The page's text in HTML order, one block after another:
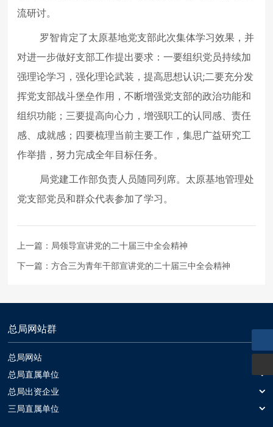
流研讨。
罗智肯定了太原基地党支部此次集体学习效果，并
对进一步做好支部工作提出要求：一要组织党员持续加
强理论学习，强化理论武装，提高思想认识;二要充分发
挥党支部战斗堡垒作用，不断增强党支部的政治功能和
组织功能；三要提高向心力，增强职工的认同感、责任
感、成就感；四要梳理当前主要工作，集思广益研究工
作举措，努力完成全年目标任务。
局党建工作部负责人员随同列席。太原基地管理处
党支部党员和群众代表参加了学习。
上一篇： 局领导宣讲党的二十届三中全会精神
下一篇：方合三为青年干部宣讲党的二十届三中全会精神
总局网站群
总局网站
总局网站
总局直属单位
中国冶金地质总局一局
中国冶金地质总局二局
总局出资企业
中基发展建设工程有限责任公司
三局直属单位